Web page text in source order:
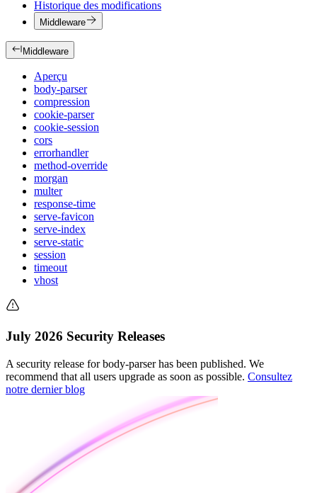
Historique des modifications
Middleware
Middleware
Aperçu
body-parser
compression
cookie-parser
cookie-session
cors
errorhandler
method-override
morgan
multer
response-time
serve-favicon
serve-index
serve-static
session
timeout
vhost
July 2026 Security Releases
A security release for body-parser has been published. We
recommend that all users upgrade as soon as possible. Consultez
notre dernier blog